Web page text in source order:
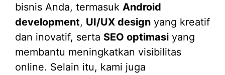
bisnis Anda, termasuk Android
development, UI/UX design yang kreatif
dan inovatif, serta SEO optimasi yang
membantu meningkatkan visibilitas
online. Selain itu, kami juga